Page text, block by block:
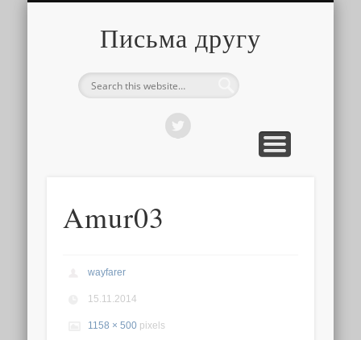
Письма другу
Amur03
wayfarer
15.11.2014
1158 × 500 pixels